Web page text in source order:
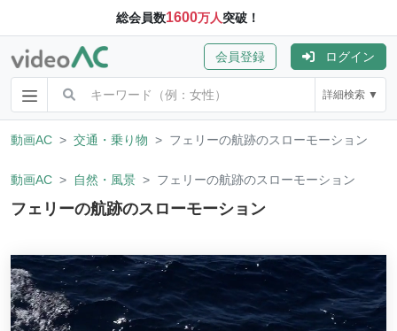
総会員数1600万人突破！
会員登録 ログイン
詳細検索 ▼
動画AC 交通・乗り物 フェリーの航跡のスローモーション
動画AC 自然・風景 フェリーの航跡のスローモーション
フェリーの航跡のスローモーション